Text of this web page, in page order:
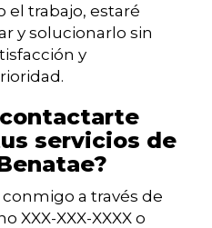
el trabajo, estaré
y solucionarlo sin
y
servicios de
a través de
XXX-XXXX o